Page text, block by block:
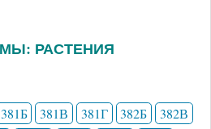
РАСТЕНИЯ
381Б 381В 381Г 382Б
382В